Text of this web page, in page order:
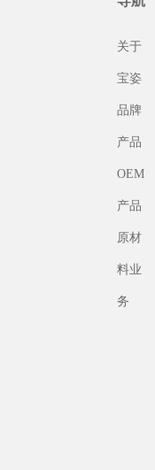
关于
宝姿
品牌
产品
OEM
产品
原材
料业
务